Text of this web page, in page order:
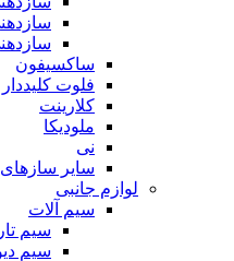
ساکسیفون
فلوت کلیددار
کلارینت
ملودیکا
نی
سایر سازهای
لوازم جانبی
سیم آلات
سیم
سیم